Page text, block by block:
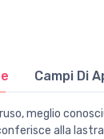
Campi Di
meglio
alla